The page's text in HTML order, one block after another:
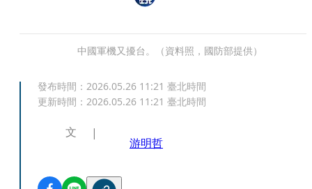
中國軍機又擾台。（資料照，國防部提供）
發布時間： 2026.05.26 11:21 臺北時間
更新時間： 2026.05.26 11:21 臺北時間
文
游明哲